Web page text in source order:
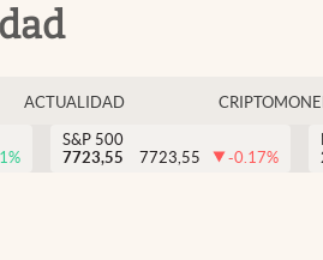
ACTUALIDAD
%
S&P 500
7723,55
7723,55 -0.17%